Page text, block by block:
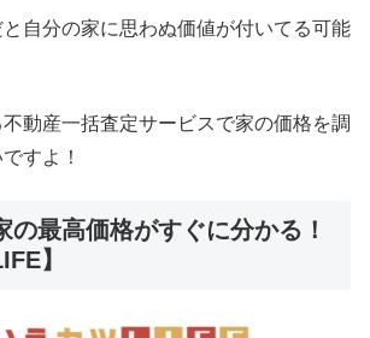
自分の家に思わぬ価値が付いてる可能
動産一括査定サービスで家の価格を調
すよ！
の最高価格がすぐに分かる！
】